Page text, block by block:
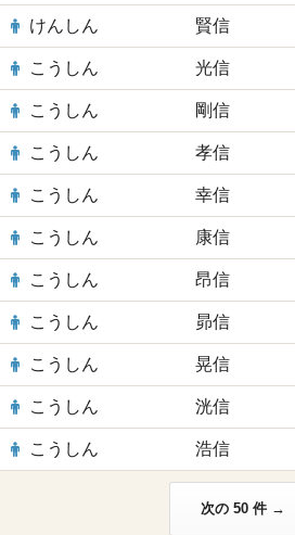
けんしん 賢信
こうしん 光信
こうしん 剛信
こうしん 孝信
こうしん 幸信
こうしん 康信
こうしん 昂信
こうしん 昴信
こうしん 晃信
こうしん 洸信
こうしん 浩信
次の 50 件 →